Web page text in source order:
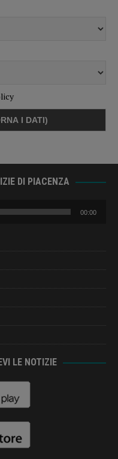
DI PIACENZA
00:00
LE NOTIZIE